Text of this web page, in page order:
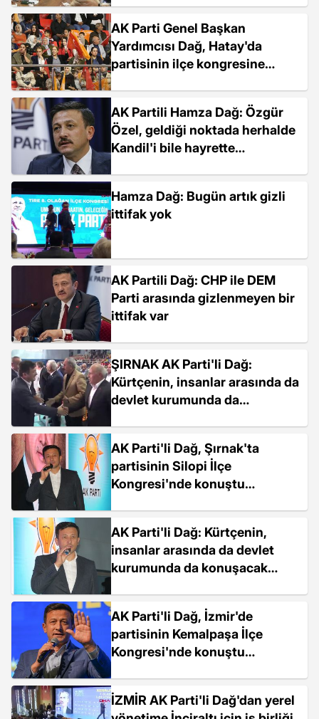
AK Parti Genel Başkan
Yardımcısı Dağ, Hatay'da
partisinin ilçe kongresine
AK Partili Hamza Dağ: Özgür
Özel, geldiği noktada herhalde
Kandil'i bile hayrette
Hamza Dağ: Bugün artık gizli
ittifak yok
AK Partili Dağ: CHP ile DEM
Parti arasında gizlenmeyen bir
ittifak var
ŞIRNAK AK Parti'li Dağ:
Kürtçenin, insanlar arasında da
devlet kurumunda da
AK Parti'li Dağ, Şırnak'ta
partisinin Silopi İlçe
Kongresi'nde konuştu
AK Parti'li Dağ: Kürtçenin,
insanlar arasında da devlet
kurumunda da konuşacak
AK Parti'li Dağ, İzmir'de
partisinin Kemalpaşa İlçe
Kongresi'nde konuştu
İZMİR AK Parti'li Dağ'dan yerel